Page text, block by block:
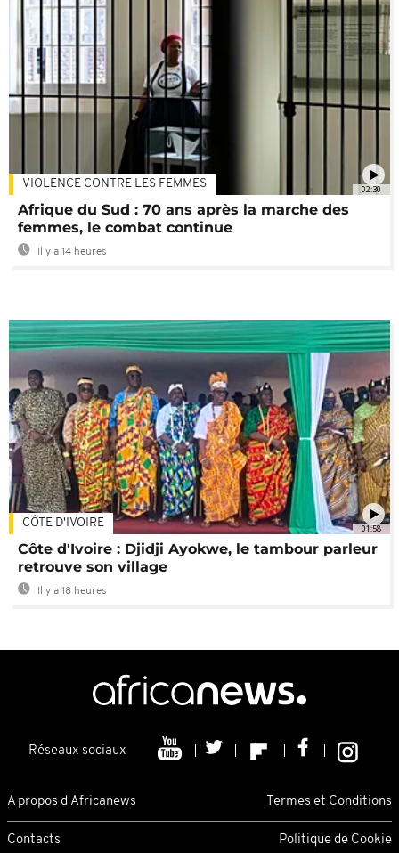
02:30
VIOLENCE CONTRE LES FEMMES
Afrique du Sud : 70 ans après la marche des
femmes, le combat continue
Il y a 14 heures
01:58
CÔTE D'IVOIRE
Côte d'Ivoire : Djidji Ayokwe, le tambour parleur
retrouve son village
Il y a 18 heures
Réseaux sociaux
A propos d'Africanews Termes et Conditions
Contacts Politique de Cookie